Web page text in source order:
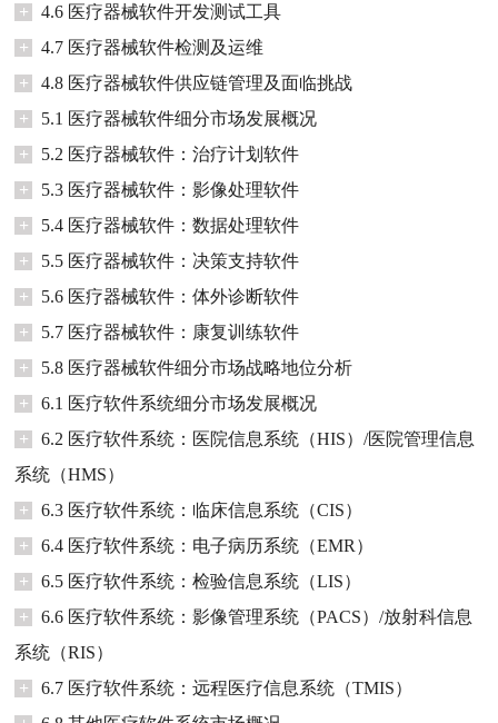
+
4.6 医疗器械软件开发测试工具
+
4.7 医疗器械软件检测及运维
+
4.8 医疗器械软件供应链管理及面临挑战
+
5.1 医疗器械软件细分市场发展概况
+
5.2 医疗器械软件：治疗计划软件
+
5.3 医疗器械软件：影像处理软件
+
5.4 医疗器械软件：数据处理软件
+
5.5 医疗器械软件：决策支持软件
+
5.6 医疗器械软件：体外诊断软件
+
5.7 医疗器械软件：康复训练软件
+
5.8 医疗器械软件细分市场战略地位分析
+
6.1 医疗软件系统细分市场发展概况
+
6.2 医疗软件系统：医院信息系统（HIS）/医院管理信息
系统（HMS）
+
6.3 医疗软件系统：临床信息系统（CIS）
+
6.4 医疗软件系统：电子病历系统（EMR）
+
6.5 医疗软件系统：检验信息系统（LIS）
+
6.6 医疗软件系统：影像管理系统（PACS）/放射科信息
系统（RIS）
+
6.7 医疗软件系统：远程医疗信息系统（TMIS）